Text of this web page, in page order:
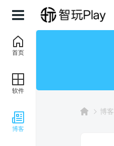
博客
首页
软件
博客